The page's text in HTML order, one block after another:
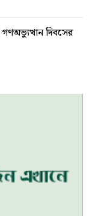
দিবসের